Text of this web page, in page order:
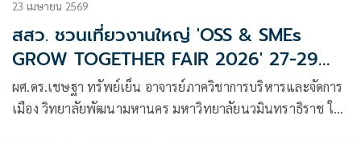
23 เมษายน 2569
สสว. ชวนเที่ยวงานใหญ่ 'OSS & SMEs
GROW TOGETHER FAIR 2026' 27-29
เม.ย.2569 ณ ศูนย์ราชการเฉลิมพระเกียรติฯ
อาคารบี ถนนแจ้งวัฒนะ รวมสุดยอดเอสเอ็
ผศ.ดร.เชษฐา ทรัพย์เย็น อาจารย์ภาควิชาการบริหารและจัดการ
เมือง วิทยาลัยพัฒนามหานคร มหาวิทยาลัยนวมินทราธิราช ให้